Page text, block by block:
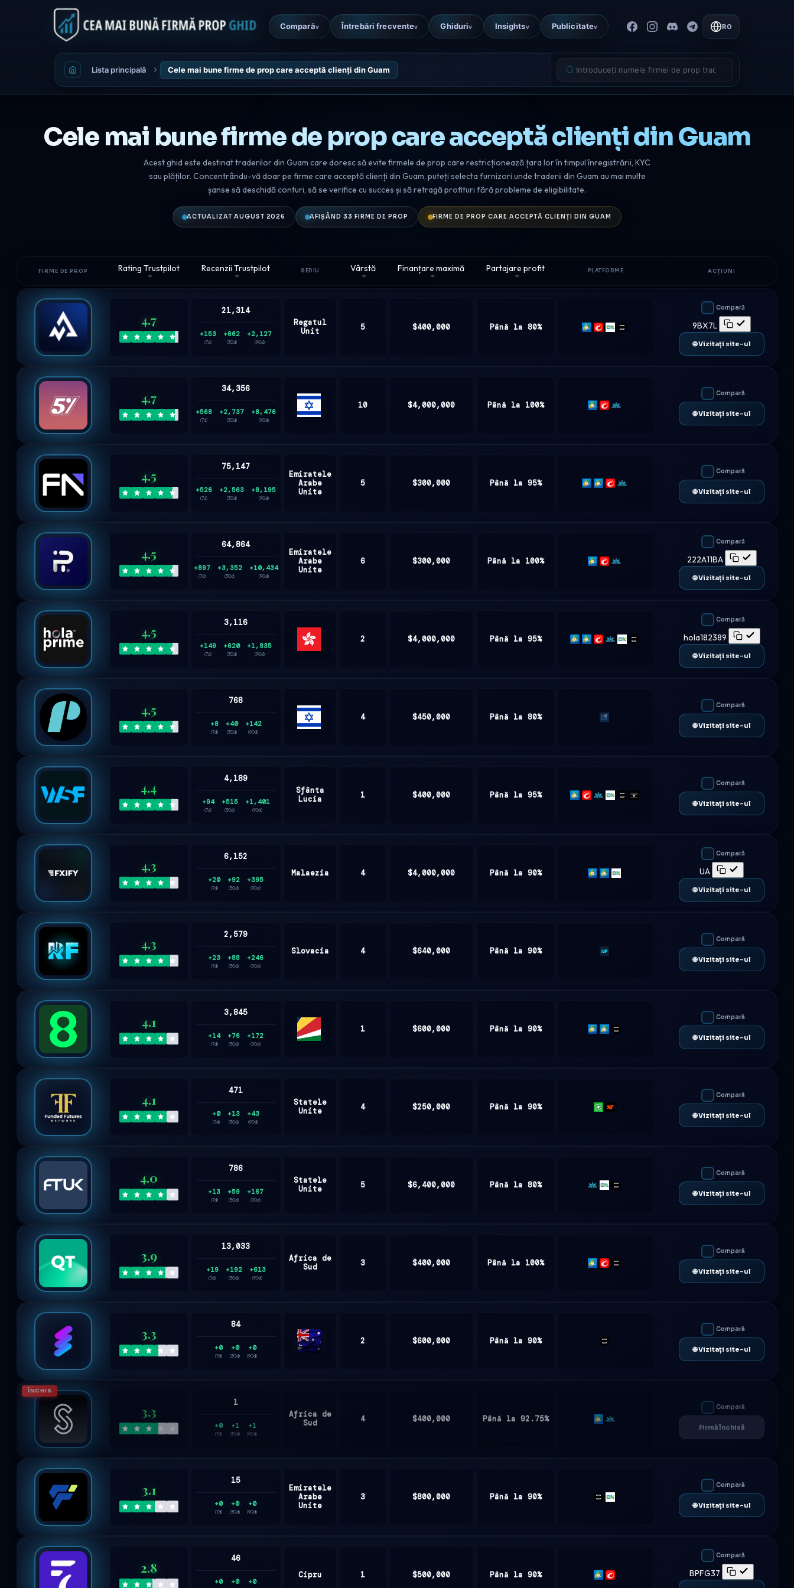
Comparăv Întrebări frecventev Ghiduriv Insightsv Publicitatev RO
Lista principală Cele mai bune firme de prop care acceptă clienți din Guam
Cele mai bune firme de prop care acceptă clienți din Guam
Acest ghid este destinat traderilor din Guam care doresc să evite firmele de prop care restricționează țara lor în timpul înregistrării, KYC
sau plăților. Concentrându-vă doar pe firme care acceptă clienți din Guam, puteți selecta furnizori unde traderii din Guam au mai multe
șanse să deschidă conturi, să se verifice cu succes și să retragă profituri fără probleme de eligibilitate.
ACTUALIZAT AUGUST 2026 AFIȘÂND 33 FIRME DE PROP FIRME DE PROP CARE ACCEPTĂ CLIENȚI DIN GUAM
FIRME DE PROP Rating Trustpilot Recenzii Trustpilot SEDIU Vârstă Finanțare maximă Partajare profit PLATFORME ACȚIUNI
4.7
21,314
+153
(7d)
+662
(30d)
+2,127
(90d)
Regatul
Unit
5 $400,000 Până la 80% MT5cTrader
DXtrade
TradeLocker
Compară
9BX7L
🌐 Vizitați site-ul
4.7
34,356
+568
(7d)
+2,737
(30d)
+8,476
(90d)
10 $4,000,000 Până la 100% MT5cTrader
Match-
Compară
🌐 Vizitați site-ul
4.5
75,147
+526
(7d)
+2,563
(30d)
+8,195
(90d)
Emiratele
Arabe
Unite
5 $300,000 Până la 95% MT4MT5cTrader
Match-
Compară
🌐 Vizitați site-ul
4.5
64,864
+897
(7d)
+3,352
(30d)
+10,434
(90d)
Emiratele
Arabe
Unite
6 $300,000 Până la 100% MT5cTrader
Match-
Compară
222A11BA
🌐 Vizitați site-ul
4.5
3,116
+149
(7d)
+620
(30d)
+1,835
(90d)
2 $4,000,000 Până la 95% MT4MT5cTrader
Match-
DXtrade
TradeLocker
Compară
hola182389
🌐 Vizitați site-ul
4.5
768
+8
(7d)
+40
(30d)
+142
(90d)
4 $450,000 Până la 80% Traderevolution
Compară
🌐 Vizitați site-ul
4.4
4,189
+94
(7d)
+515
(30d)
+1,401
(90d)
Sfânta
Lucia
1 $400,000 Până la 95% MT5cTrader
Match-
DXtrade
TradeLocker
Platform5
Compară
🌐 Vizitați site-ul
4.3
6,152
+20
(7d)
+92
(30d)
+395
(90d)
Malaezia 4 $4,000,000 Până la 90% MT4MT5DXtrade
Compară
UA
🌐 Vizitați site-ul
4.3
2,579
+23
(7d)
+88
(30d)
+246
(90d)
Slovacia 4 $640,000 Până la 90%
Rf-
Compară
🌐 Vizitați site-ul
4.1
3,845
+14
(7d)
+76
(30d)
+172
(90d)
1 $600,000 Până la 90% MT4MT5TradeLocker
Compară
🌐 Vizitați site-ul
4.1
471
+0
(7d)
+13
(30d)
+43
(90d)
Statele
Unite
4 $250,000 Până la 90% Rithmic
NinjaTrader
Compară
🌐 Vizitați site-ul
4.0
786
+13
(7d)
+59
(30d)
+167
(90d)
Statele
Unite
5 $6,400,000 Până la 80%
Match-
DXtrade
TradeLocker
Compară
🌐 Vizitați site-ul
3.9
13,033
+19
(7d)
+192
(30d)
+613
(90d)
Africa de
Sud
3 $400,000 Până la 100% MT5cTrader
TradeLocker
Compară
🌐 Vizitați site-ul
3.3
84
+0
(7d)
+0
(30d)
+0
(90d)
2 $600,000 Până la 90% TradeLocker
Compară
🌐 Vizitați site-ul
ÎNCHIS
3.3
1
+0
(7d)
+1
(30d)
+1
(90d)
Africa de
Sud
4 $400,000 Până la 92.75% MT5Match-
Compară
Firmă Închisă
3.1
15
+0
(7d)
+0
(30d)
+0
(90d)
Emiratele
Arabe
Unite
3 $800,000 Până la 90% TradeLocker
DXtrade
Compară
🌐 Vizitați site-ul
2.8
46
+0 +0 +0
Cipru 1 $500,000 Până la 90% MT5cTrader
Compară
BPFG37